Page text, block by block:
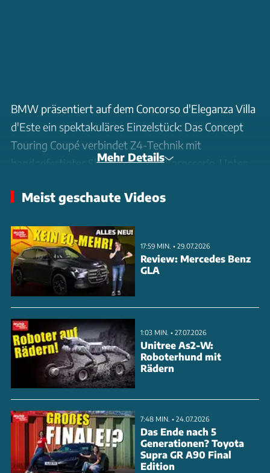
BMW präsentiert auf dem Concorso d'Eleganza Villa
d'Este ein spektakuläres Einzelstück: Das Concept
Touring Coupé verbindet Z4-Technik mit
handgefertigter Shooting Brake-Karosserie. Unter
Reihensechszylinder des M40i. Die Karosserie wurde
speziell entwickelte Lack 'Sparkling Lario' enthält
blaue Glassplitter für besonderen Tiefeneffekt. Im
Innenraum dominiert feinstes Nappaleder von
Poltrona Frau in Bicolor-Ausführung. Selbst die
Fußmatten sind damit bezogen. Die 20/21-Zoll-
Räder sind Unikate mit je 20 Speichen. Der
Kofferraum präsentiert sich mit LED-Beleuchtung
und Lederzurrriemen. Das voll fahrtüchtige
Einzelstück verbleibt im Besitz von BMW.
Mehr Details
Meist geschaute Videos
17:59 MIN. • 29.07.2026
Review: Mercedes Benz
GLA
1:03 MIN. • 27.07.2026
Unitree As2-W:
Roboterhund mit
Rädern
7:48 MIN. • 24.07.2026
Das Ende nach 5
Generationen? Toyota
Supra GR A90 Final
Edition